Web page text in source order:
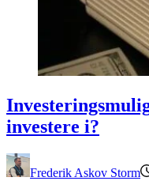
investere i?
Frederik Askov Storm